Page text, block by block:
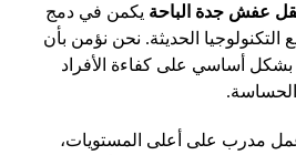
عفش جدة الباحة يكمن في دمج
التكنولوجيا الحديثة. نحن نؤمن بأن
بشكل أساسي على كفاءة الأفراد
الحساسة.
عمل مدرب على أعلى المستويات،